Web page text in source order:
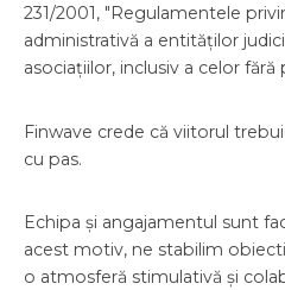
231/2001, "Regulamentele
administrativă a entităților
asociațiilor, inclusiv a celor fără
Finwave crede că viitorul
cu pas.
Echipa și angajamentul sunt
acest motiv, ne stabilim
o atmosferă stimulativă și